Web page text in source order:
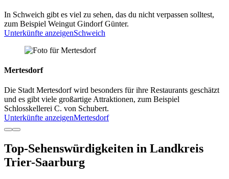
In Schweich gibt es viel zu sehen, das du nicht verpassen solltest,
zum Beispiel Weingut Gindorf Günter.
Unterkünfte anzeigenSchweich
Mertesdorf
Die Stadt Mertesdorf wird besonders für ihre Restaurants geschätzt
und es gibt viele großartige Attraktionen, zum Beispiel
Schlosskellerei C. von Schubert.
Unterkünfte anzeigenMertesdorf
Top-Sehenswürdigkeiten in Landkreis
Trier-Saarburg